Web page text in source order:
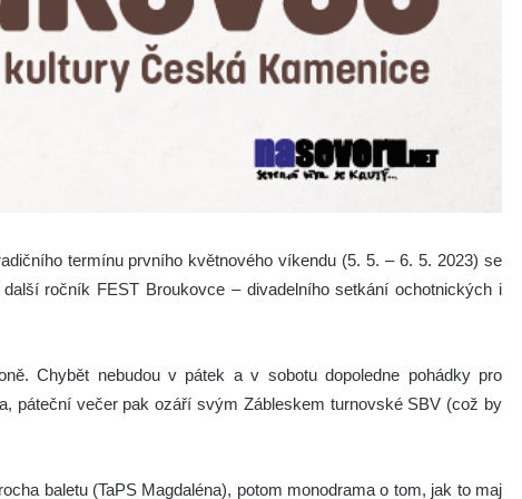
termínu prvního květnového víkendu (5. 5. – 6. 5. 2023) se
ročník FEST Broukovce – divadelního setkání ochotnických i
Chybět nebudou v pátek a v sobotu dopoledne pohádky pro
páteční večer pak ozáří svým Zábleskem turnovské SBV (což by
baletu (TaPS Magdaléna), potom monodrama o tom, jak to maj